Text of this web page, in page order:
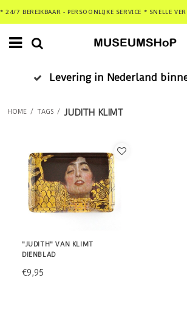
* 24/7 BEREIKBAAR - PERSOONLIJKE SERVICE * SNELLE
Levering in Nederland
HOME / TAGS / JUDITH KLIMT
"JUDITH" VAN KLIMT
DIENBLAD
€9,95